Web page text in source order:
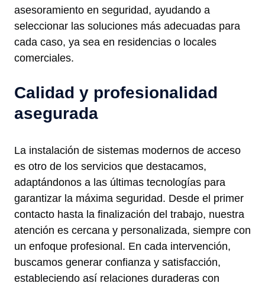
asesoramiento en seguridad, ayudando a
seleccionar las soluciones más adecuadas para
cada caso, ya sea en residencias o locales
comerciales.
Calidad y profesionalidad
asegurada
La instalación de sistemas modernos de acceso
es otro de los servicios que destacamos,
adaptándonos a las últimas tecnologías para
garantizar la máxima seguridad. Desde el primer
contacto hasta la finalización del trabajo, nuestra
atención es cercana y personalizada, siempre con
un enfoque profesional. En cada intervención,
buscamos generar confianza y satisfacción,
estableciendo así relaciones duraderas con